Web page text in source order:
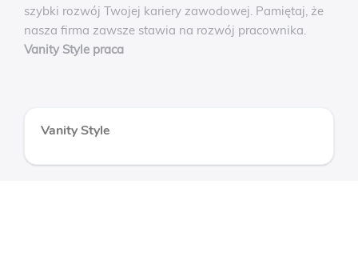
szybki rozwój Twojej kariery zawodowej. Pamiętaj, że
nasza firma zawsze stawia na rozwój pracownika.
Vanity Style praca
Vanity Style